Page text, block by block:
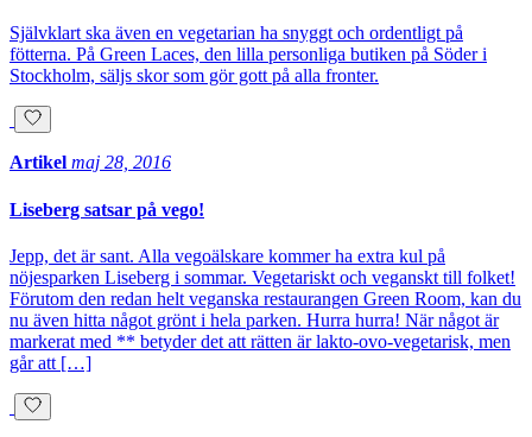
Självklart ska även en vegetarian ha snyggt och ordentligt på
fötterna. På Green Laces, den lilla personliga butiken på Söder i
Stockholm, säljs skor som gör gott på alla fronter.
Artikel maj 28, 2016
Liseberg satsar på vego!
Jepp, det är sant. Alla vegoälskare kommer ha extra kul på
nöjesparken Liseberg i sommar. Vegetariskt och veganskt till folket!
Förutom den redan helt veganska restaurangen Green Room, kan du
nu även hitta något grönt i hela parken. Hurra hurra! När något är
markerat med ** betyder det att rätten är lakto-ovo-vegetarisk, men
går att […]